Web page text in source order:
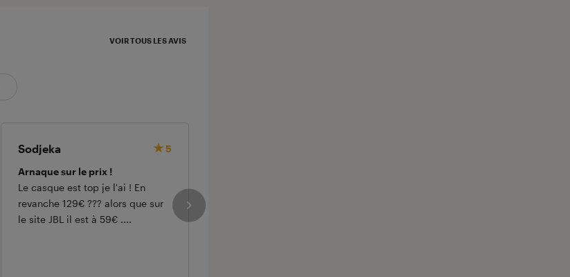
VOIR TOUS LES AVIS
Sodjeka
5
Arnaque sur le prix !
Le casque est top je l'ai ! En
revanche 129€ ??? alors que sur
le site JBL il est à 59€ ....